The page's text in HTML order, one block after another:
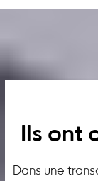
Ils ont
Dans une